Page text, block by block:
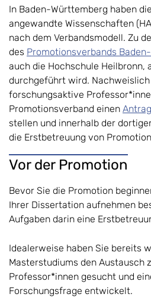
In Baden-Württemberg haben
angewandte Wissenschaften
nach dem Verbandsmodell. Zu
des Promotionsverbands
auch die Hochschule Heilbronn,
durchgeführt wird.
forschungsaktive
Promotionsverband einen
stellen und innerhalb der
die Erstbetreuung von
Vor der Promotion
Bevor Sie die Promotion
Ihrer Dissertation aufnehmen
Aufgaben darin eine
Idealerweise haben Sie bereits
Masterstudiums den Austausch
Professor*innen gesucht und
Forschungsfrage entwickelt.